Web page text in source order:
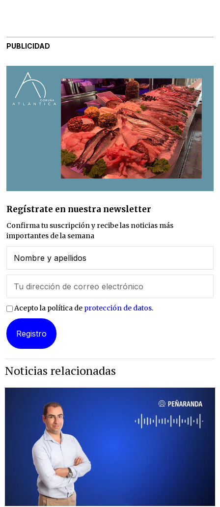
PUBLICIDAD
Regístrate en nuestra newsletter
Confirma tu suscripción y recibe las noticias más
importantes de la semana
Acepto la política de protección de datos.
Noticias relacionadas